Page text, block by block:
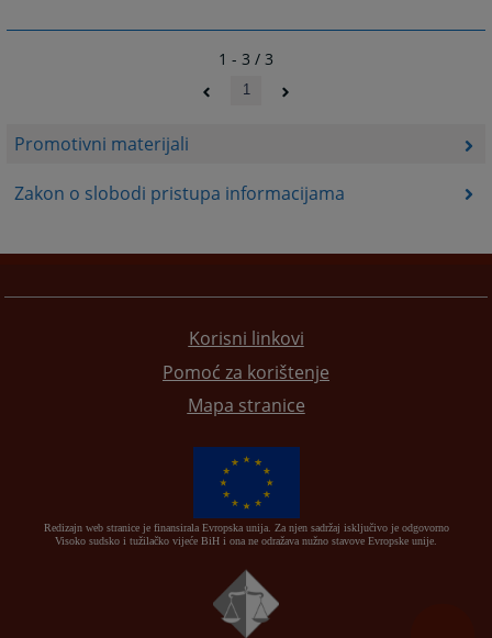
Promotivni materijali
Zakon o slobodi pristupa informacijama
1 - 3 / 3
1
Korisni linkovi
Pomoć za korištenje
Mapa stranice
Redizajn web stranice je finansirala Evropska unija. Za njen sadržaj isključivo je odgovorno
Visoko sudsko i tužilačko vijeće BiH i ona ne odražava nužno stavove Evropske unije.